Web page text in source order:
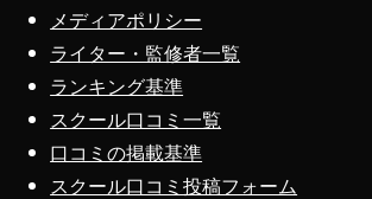
メディアポリシー
ライター・監修者一覧
ランキング基準
スクール口コミ一覧
口コミの掲載基準
スクール口コミ投稿フォーム